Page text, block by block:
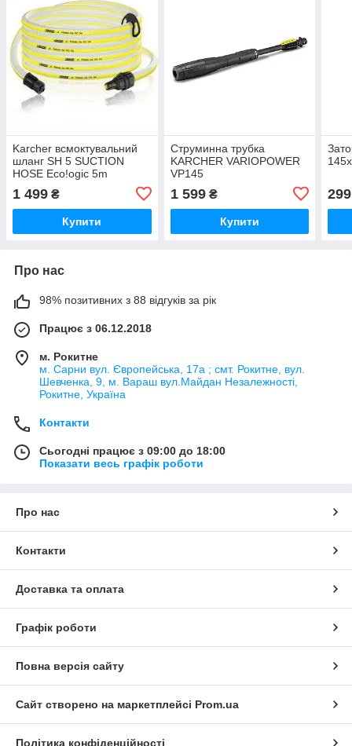
Karcher всмоктувальний
шланг SH 5 SUCTION
HOSE Eco!ogic 5m
1 499 ₴
Купити
Струминна трубка
KARCHER VARIOPOWER
VP145
1 599₴
Купити
299
Про нас
98% позитивних з 88 відгуків за рік
Працює з 06.12.2018
м. Рокитне
м. Сарни вул. Європейська, 17а ; смт. Рокитне, вул.
Шевченка, 9, м. Вараш вул.Майдан Незалежності,
Рокитне, Україна
Контакти
Сьогодні працює з 09:00 до 18:00
Показати весь графік роботи
Про нас
Контакти
Доставка та оплата
Графік роботи
Повна версія сайту
Сайт створено на маркетплейсі Prom.ua
Політика конфіденційності